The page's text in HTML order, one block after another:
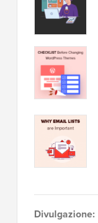
Divulgazione: